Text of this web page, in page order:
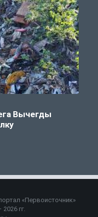
Вычегды
«Первоисточник»
гг.